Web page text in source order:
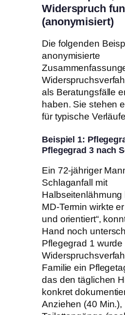
Widerspruch
(anonymisiert)
Die folgenden
anonymisierte
als Beratungsfälle
haben. Sie stehen
für typische
Beispiel 1:
Pflegegrad 3 nach
Ein 72-jähriger
Schlaganfall mit
Halbseitenlähmung
MD-Termin wirkte
und orientiert“,
Hand noch
Pflegegrad 1 wurde
Familie ein
das den täglichen
konkret
Anziehen (40 Min.),